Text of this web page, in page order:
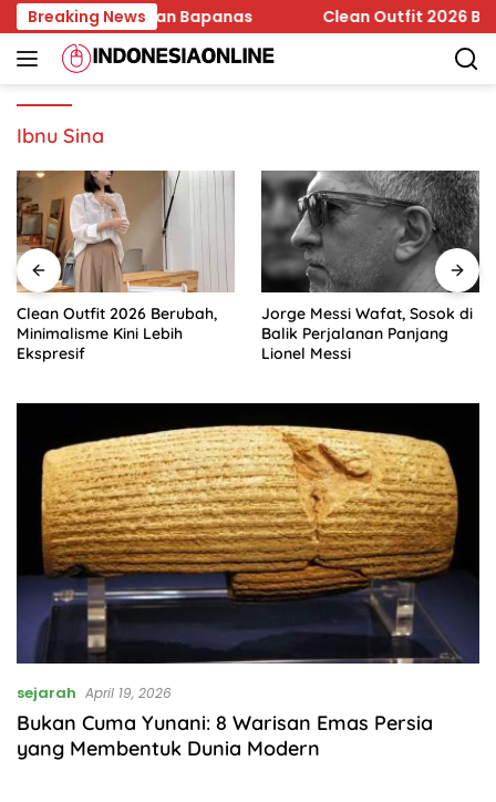
Skip
to
content
Breaking News
Jadi Temuan Bapanas Clean Outfit 2026
Ibnu Sina
Clean Outfit 2026 Berubah,
Minimalisme Kini Lebih
Ekspresif
Jorge Messi Wafat, Sosok di
Balik Perjalanan Panjang
Lionel Messi
sejarah April 19, 2026
Bukan Cuma Yunani: 8 Warisan Emas Persia
yang Membentuk Dunia Modern